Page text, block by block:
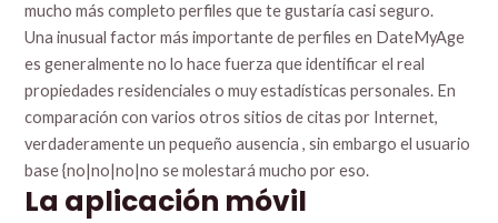
mucho más completo perfiles que te gustaría casi seguro.
Una inusual factor más importante de perfiles en DateMyAge
es generalmente no lo hace fuerza que identificar el real
propiedades residenciales o muy estadísticas personales. En
comparación con varios otros sitios de citas por Internet,
verdaderamente un pequeño ausencia , sin embargo el usuario
base {no|no|no|no se molestará mucho por eso.
La aplicación móvil